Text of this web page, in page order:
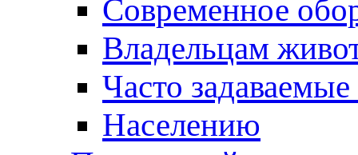
Современное
Владельцам
Часто
Населению